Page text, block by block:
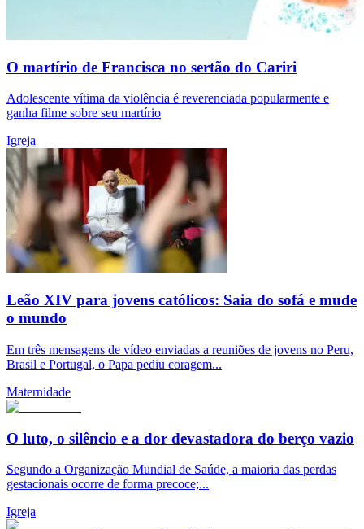
O martírio de Francisca no sertão do Cariri
Adolescente vítima da violência é reverenciada popularmente e
ganha filme sobre seu martírio
Igreja
Leão XIV para jovens católicos: Saia do sofá e mude
o mundo
Em três mensagens de vídeo enviadas a reuniões de jovens no Peru,
Brasil e Portugal, o Papa pediu coragem...
Maternidade
O luto, o silêncio e a dor devastadora do berço vazio
Segundo a Organização Mundial de Saúde, a maioria das perdas
gestacionais ocorre de forma precoce;...
Igreja